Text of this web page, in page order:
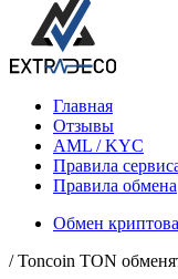
Главная
Отзывы
AML / KYC
Правила
Правила обмена
Обмен
/ Toncoin TON